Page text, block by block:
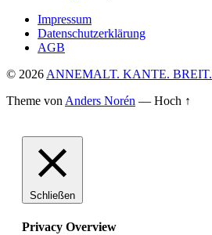
Impressum
Datenschutzerklärung
AGB
© 2026 ANNEMALT. KANTE. BREIT.
Theme von Anders Norén — Hoch ↑
Schließen
Privacy Overview